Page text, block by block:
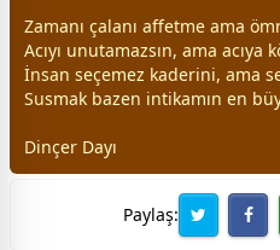
Zamanı çalanı affetme ama
Acıyı unutamazsın, ama acıya
İnsan seçemez kaderini, ama
Susmak bazen intikamın en
Dinçer Dayı
Paylaş: